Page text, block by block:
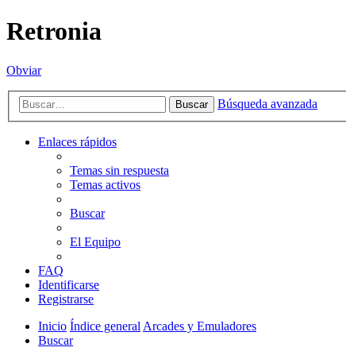
Retronia
Obviar
Buscar Búsqueda avanzada
Enlaces rápidos
Temas sin respuesta
Temas activos
Buscar
El Equipo
FAQ
Identificarse
Registrarse
Inicio Índice generalArcades y Emuladores
Buscar